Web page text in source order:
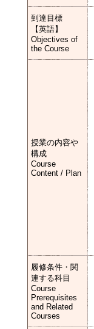
到達目標
【英語】
Objectives of
the Course
授業の内容や
構成
Course
Content / Plan
履修条件・関
連する科目
Course
Prerequisites
and Related
Courses